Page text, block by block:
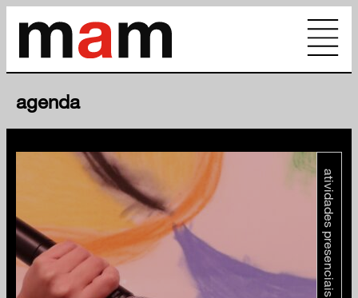
agenda
atividades presenciais